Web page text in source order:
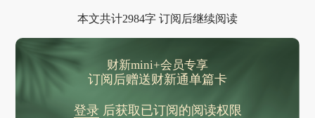
本文共计2984字 订阅后继续阅读
财新mini+会员专享
订阅后赠送财新通单篇卡
登录后获取已订阅的阅读权限